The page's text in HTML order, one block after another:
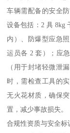
车辆需配备的安全
设备包括：2 具 8kg
内）、防爆型应急
运员各 2 套）；应
（用于封堵轻微泄
时，需检查工具的
无火花材质，确保
置，减少事故损失。​
合规性资质与安全标